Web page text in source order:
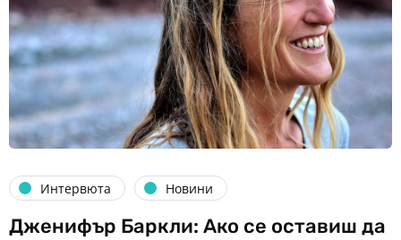
Интервюта Новини
Дженифър Баркли: Ако се оставиш да